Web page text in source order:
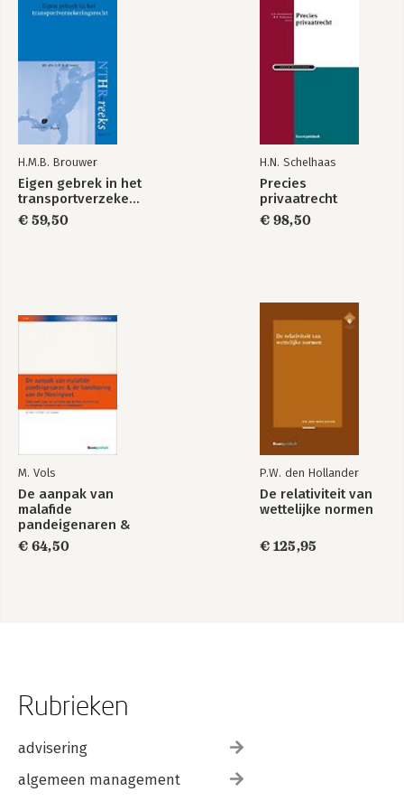
H.M.B. Brouwer
Eigen gebrek in het
transportverzekeringsrecht
€ 59,50
H.N. Schelhaas
Precies
privaatrecht
€ 98,50
M. Vols
De aanpak van
malafide
pandeigenaren &
de handhaving van
de Woningwet
€ 64,50
P.W. den Hollander
De relativiteit van
wettelijke normen
€ 125,95
Rubrieken
advisering
algemeen management